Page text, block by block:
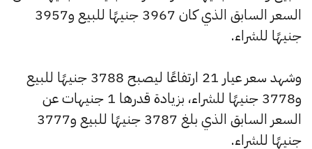
السعر السابق الذي كان 3967 جنيهًا للبيع و3957
جنيهًا للشراء.
وشهد سعر عيار 21 ارتفاعًا ليصبح 3788 جنيهًا للبيع
و3778 جنيهًا للشراء، بزيادة قدرها 1 جنيهات عن
السعر السابق الذي بلغ 3787 جنيهًا للبيع و3777
جنيهًا للشراء.